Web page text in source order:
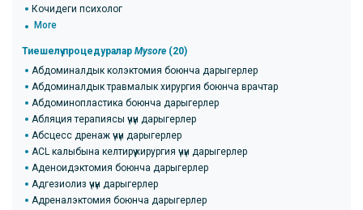
Кочидеги психолог
More
Тиешелүү процедуралар Mysore (20)
Абдоминалдык колэктомия боюнча дарыгерлер
Абдоминалдык травмалык хирургия боюнча врачтар
Абдоминопластика боюнча дарыгерлер
Абляция терапиясы үчүн дарыгерлер
Абсцесс дренаж үчүн дарыгерлер
ACL калыбына келтирүү хирургия үчүн дарыгерлер
Аденоидэктомия боюнча дарыгерлер
Адгезиолиз үчүн дарыгерлер
Адреналэктомия боюнча дарыгерлер